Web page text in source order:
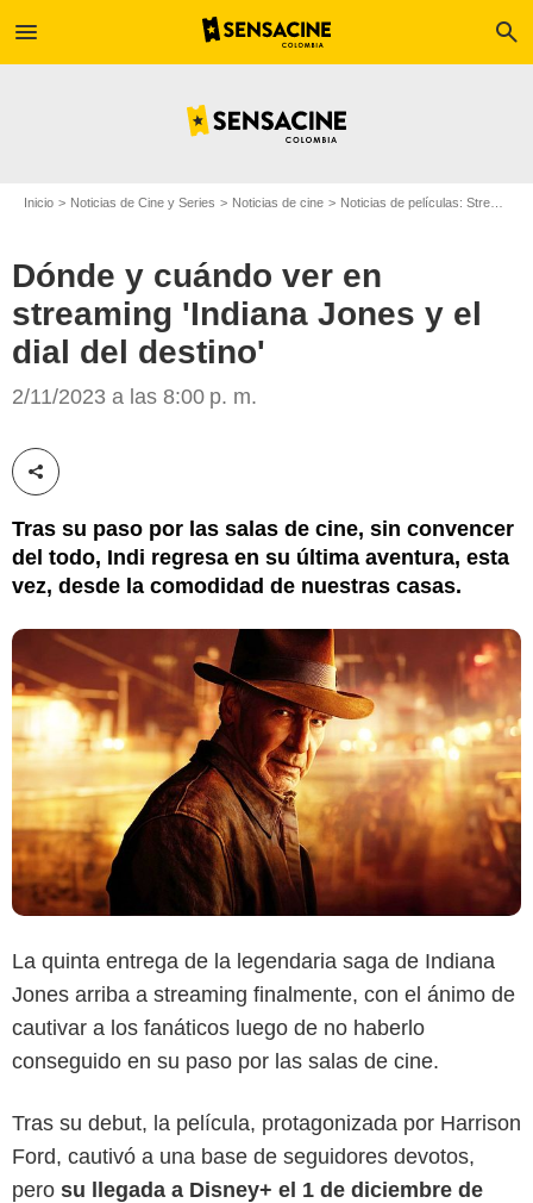
menu search
Inicio Noticias de Cine y Series Noticias de cine Noticias de películas: Streaming
Dónde y cuándo ver en
streaming 'Indiana Jones y el
dial del destino'
2/11/2023 a las 8:00 p. m.
Compartir esta noticia
Tras su paso por las salas de cine, sin convencer
del todo, Indi regresa en su última aventura, esta
vez, desde la comodidad de nuestras casas.
©Disney+
La quinta entrega de la legendaria saga de Indiana
Jones arriba a streaming finalmente, con el ánimo de
cautivar a los fanáticos luego de no haberlo
conseguido en su paso por las salas de cine.
Tras su debut, la película, protagonizada por Harrison
Ford, cautivó a una base de seguidores devotos,
pero su llegada a Disney+ el 1 de diciembre de
©Disney+